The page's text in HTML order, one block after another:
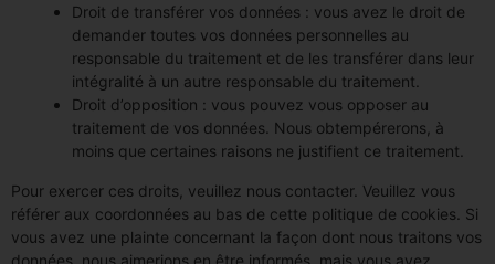
Droit de transférer vos données : vous avez le droit de
demander toutes vos données personnelles au
responsable du traitement et de les transférer dans leur
intégralité à un autre responsable du traitement.
Droit d’opposition : vous pouvez vous opposer au
traitement de vos données. Nous obtempérerons, à
moins que certaines raisons ne justifient ce traitement.
Pour exercer ces droits, veuillez nous contacter. Veuillez vous
référer aux coordonnées au bas de cette politique de cookies. Si
vous avez une plainte concernant la façon dont nous traitons vos
données, nous aimerions en être informés, mais vous avez